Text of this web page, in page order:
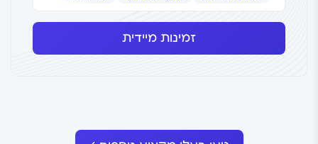
זמינות מיידית